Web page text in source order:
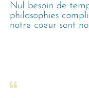
Nul besoin de
philosophies
notre coeur sont